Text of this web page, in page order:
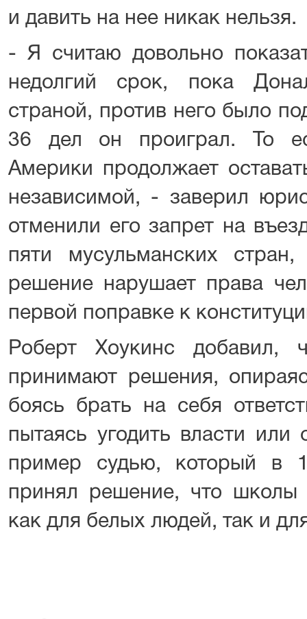
и давить на нее никак нельзя.
- Я считаю довольно
недолгий срок, пока
страной, против него было
36 дел он проиграл. То
Америки продолжает
независимой, - заверил
отменили его запрет на
пяти мусульманских
решение нарушает права
первой поправке к
Роберт Хоукинс добавил,
принимают решения,
боясь брать на себя
пытаясь угодить власти
пример судью, который в
принял решение, что
как для белых людей, так и